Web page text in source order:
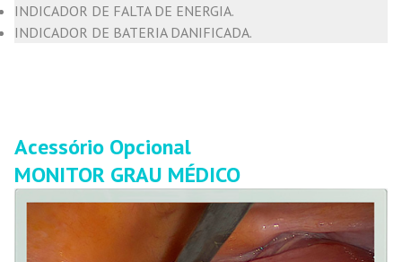
INDICADOR DE FALTA DE ENERGIA.
INDICADOR DE BATERIA DANIFICADA.
Acessório Opcional
MONITOR GRAU MÉDICO